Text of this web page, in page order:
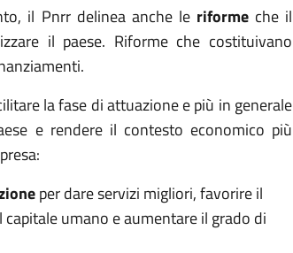
il Pnrr delinea anche le riforme che il
il paese. Riforme che costituivano
la fase di attuazione e più in generale
e rendere il contesto economico più
per dare servizi migliori, favorire il
umano e aumentare il grado di